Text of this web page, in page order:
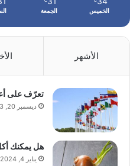
الخميس الجمعة
الأشهر
تعرّف على
ديسمبر 20, 2023
هل يمكنك
يناير 4, 2024